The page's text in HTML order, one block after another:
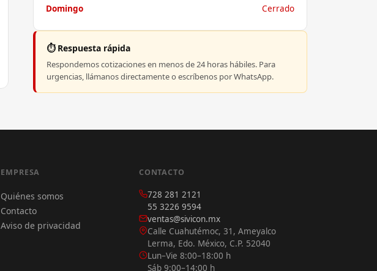
Domingo
Cerrado
⏱️ Respuesta rápida
Respondemos cotizaciones en menos de 24 horas hábiles. Para
urgencias, llámanos directamente o escríbenos por WhatsApp.
EMPRESA
Quiénes somos
Contacto
Aviso de privacidad
CONTACTO
728 281 2121
55 3226 9594
ventas@sivicon.mx
Calle Cuahutémoc, 31, Ameyalco
Lerma, Edo. México, C.P. 52040
Lun–Vie 8:00–18:00 h
Sáb 9:00–14:00 h